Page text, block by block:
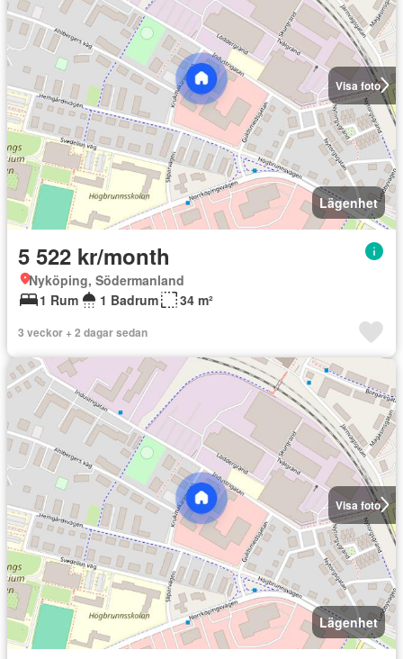
Visa foto
Lägenhet
5 522 kr/month
Nyköping, Södermanland
1 Rum
1 Badrum 34 m²
3 veckor + 2 dagar sedan
Visa foto
Lägenhet